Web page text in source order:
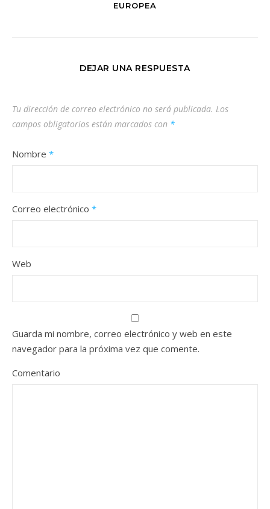
EUROPEA
DEJAR UNA RESPUESTA
Tu dirección de correo electrónico no será publicada. Los
campos obligatorios están marcados con *
Nombre *
Correo electrónico *
Web
Guarda mi nombre, correo electrónico y web en este
navegador para la próxima vez que comente.
Comentario